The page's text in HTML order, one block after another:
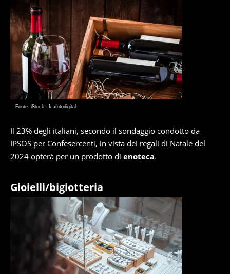
Fonte: iStock - fcafotodigital
Il 23% degli italiani, secondo il sondaggio condotto da
IPSOS per Confesercenti, in vista dei regali di Natale del
2024 opterà per un prodotto di enoteca.
Gioielli/bigiotteria